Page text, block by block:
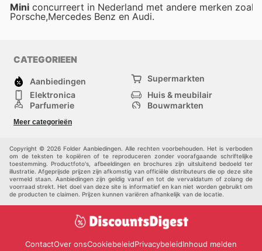
Mini concurreert in Nederland met andere merken zoals
Porsche,Mercedes Benz en Audi.
CATEGORIEEN
Aanbiedingen
Supermarkten
Elektronica
Huis & meubilair
Parfumerie
Bouwmarkten
Kinderen
Meer categorieën
Copyright © 2026 Folder Aanbiedingen. Alle rechten voorbehouden. Het is verboden
om de teksten te kopiëren of te reproduceren zonder voorafgaande schriftelijke
toestemming. Productfoto's, afbeeldingen en brochures zijn uitsluitend bedoeld ter
illustratie. Afgeprijsde prijzen zijn afkomstig van officiële distributeurs die op deze site
vermeld staan. Aanbiedingen zijn geldig vanaf en tot de vervaldatum of zolang de
voorraad strekt. Het doel van deze site is informatief en kan niet worden gebruikt om
de producten te claimen. Prijzen kunnen variëren afhankelijk van de locatie.
ContactOver onsCookiebeleidPrivacybeleidInhoud melden